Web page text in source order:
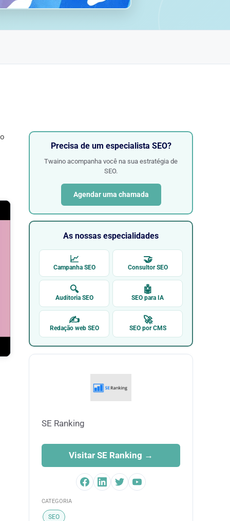
Precisa de um especialista SEO?
Twaino acompanha você na sua estratégia de
SEO.
Agendar uma chamada
As nossas especialidades
📈
Campanha SEO
🤝
Consultor SEO
🔍
Auditoria SEO
🤖
SEO para IA
✍
Redação web SEO
🚀
SEO por CMS
SE Ranking
Visitar SE Ranking →
CATEGORIA
SEO